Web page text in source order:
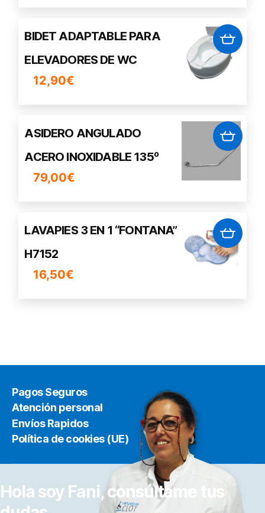
BIDET ADAPTABLE PARA
ELEVADORES DE WC
12,90€
ASIDERO ANGULADO
ACERO INOXIDABLE 135º
79,00€
LAVAPIES 3 EN 1 “FONTANA”
H7152
16,50€
Pagos Seguros
Atención personal
Envíos Rapidos
Política de cookies (UE)
Hola soy Fani, consúltame tus